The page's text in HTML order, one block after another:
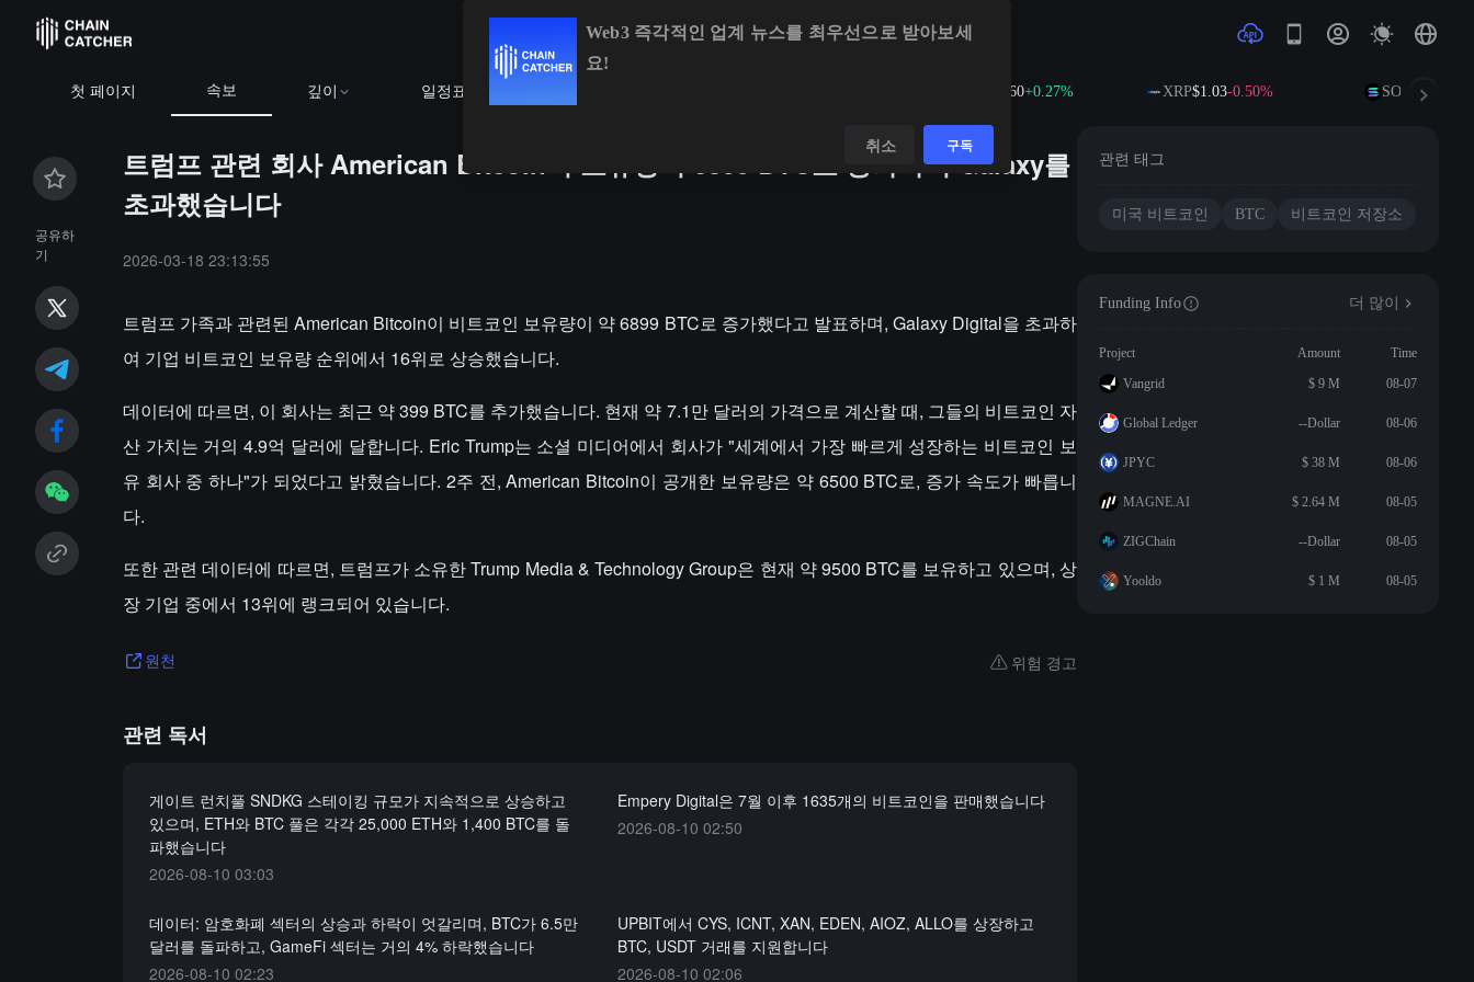
첫 페이지 속보 깊이 일정표 $602.60+0.27% XRP$1.03-0.50% SOL $76.70
공유하
기
트럼프 관련 회사 American Bitcoin의 보유량이 6899 BTC로 증가하여 Galaxy를
초과했습니다
2026-03-18 23:13:55
트럼프 가족과 관련된 American Bitcoin이 비트코인 보유량이 약 6899 BTC로 증가했다고 발표하며, Galaxy Digital을 초과하
여 기업 비트코인 보유량 순위에서 16위로 상승했습니다.
데이터에 따르면, 이 회사는 최근 약 399 BTC를 추가했습니다. 현재 약 7.1만 달러의 가격으로 계산할 때, 그들의 비트코인 자
산 가치는 거의 4.9억 달러에 달합니다. Eric Trump는 소셜 미디어에서 회사가 "세계에서 가장 빠르게 성장하는 비트코인 보
유 회사 중 하나"가 되었다고 밝혔습니다. 2주 전, American Bitcoin이 공개한 보유량은 약 6500 BTC로, 증가 속도가 빠릅니
다.
또한 관련 데이터에 따르면, 트럼프가 소유한 Trump Media & Technology Group은 현재 약 9500 BTC를 보유하고 있으며, 상
장 기업 중에서 13위에 랭크되어 있습니다.
원천 위험 경고
관련 독서
게이트 런치풀 SNDKG 스테이킹 규모가 지속적으로 상승하고
있으며, ETH와 BTC 풀은 각각 25,000 ETH와 1,400 BTC를 돌
파했습니다
2026-08-10 03:03
Empery Digital은 7월 이후 1635개의 비트코인을 판매했습니다
2026-08-10 02:50
데이터: 암호화폐 섹터의 상승과 하락이 엇갈리며, BTC가 6.5만
달러를 돌파하고, GameFi 섹터는 거의 4% 하락했습니다
2026-08-10 02:23
UPBIT에서 CYS, ICNT, XAN, EDEN, AIOZ, ALLO를 상장하고
BTC, USDT 거래를 지원합니다
2026-08-10 02:06
관련 태그
미국 비트코인 BTC 비트코인 저장소
Funding Info 더 많이
Project Amount
Time
Vangrid
$ 9 M 08-07
Global Ledger --Dollar 08-06
JPYC $ 38 M 08-06
MAGNE.AI $ 2.64 M 08-05
ZIGChain --Dollar 08-05
Yooldo $ 1 M 08-05
Web3 즉각적인 업계 뉴스를 최우선으로 받아보세
요!
취소 구독